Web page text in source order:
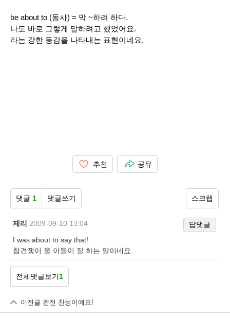
be about to (동사) = 막 ~하려 하다.
나도 바로 그렇게 말하려고 했었어요.
라는 강한 동감을 나타내는 표현이네요.
추천 공유
댓글 1 댓글쓰기 스크랩
제리 2009-09-10 13:04
답댓글
I was about to say that!
참견쟁이 울 아들이 잘 하는 말이네요.
전체댓글보기1
이전글 완전 찬성이예요!